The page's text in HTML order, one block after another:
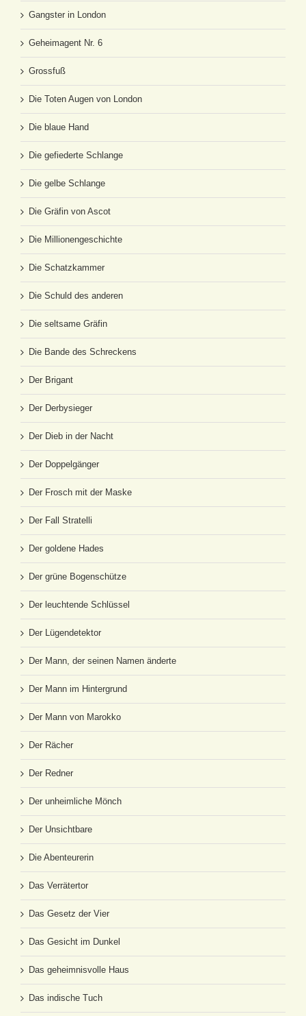
Gangster in London
Geheimagent Nr. 6
Grossfuß
Die Toten Augen von London
Die blaue Hand
Die gefiederte Schlange
Die gelbe Schlange
Die Gräfin von Ascot
Die Millionengeschichte
Die Schatzkammer
Die Schuld des anderen
Die seltsame Gräfin
Die Bande des Schreckens
Der Brigant
Der Derbysieger
Der Dieb in der Nacht
Der Doppelgänger
Der Frosch mit der Maske
Der Fall Stratelli
Der goldene Hades
Der grüne Bogenschütze
Der leuchtende Schlüssel
Der Lügendetektor
Der Mann, der seinen Namen änderte
Der Mann im Hintergrund
Der Mann von Marokko
Der Rächer
Der Redner
Der unheimliche Mönch
Der Unsichtbare
Die Abenteurerin
Das Verrätertor
Das Gesetz der Vier
Das Gesicht im Dunkel
Das geheimnisvolle Haus
Das indische Tuch